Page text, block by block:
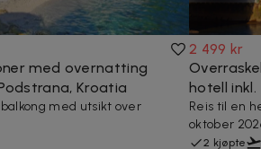
med overnatting
Kroatia
med utsikt over
2 499 kr
hotell
Reis til en
oktober
2 kjøpte